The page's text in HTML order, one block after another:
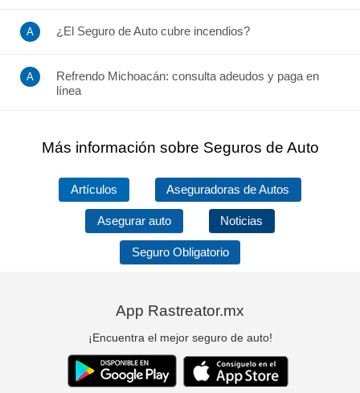
¿El Seguro de Auto cubre incendios?
Refrendo Michoacán: consulta adeudos y paga en
línea
Más información sobre Seguros de Auto
Artículos Aseguradoras de Autos
Asegurar auto Noticias
Seguro Obligatorio
App Rastreator.mx
¡Encuentra el mejor seguro de auto!